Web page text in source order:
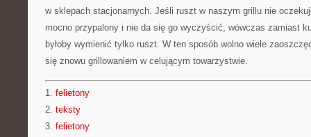
w sklepach stacjonarnych. Jeśli ruszt w naszym grillu nie
mocno przypalony i nie da się go wyczyścić, wówczas zamiast
byłoby wymienić tylko ruszt. W ten sposób wolno wiele
się znowu grillowaniem w celującym towarzystwie.
1. felietony
2. teksty
3. felietony